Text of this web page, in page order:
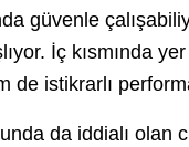
güvenle
İç kısmında
de istikrarlı
da iddialı olan